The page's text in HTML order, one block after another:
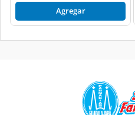
Agregar